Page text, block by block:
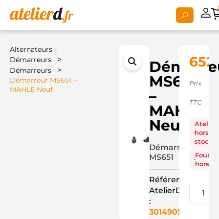
Alternateurs -
Démarreurs
>
Démarreurs >
Démarreur MS651 –
MAHLE Neuf
MS651
–
MAHLE
Neuf
Démarreur
MS651
Référence
AtelierD
:
3014905
Prix
TTC
Atelier
hors
stock
hors